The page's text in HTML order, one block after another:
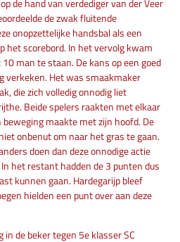
de zwak fluitende
onopzettelijke handsbal als een
het scorebord. In het vervolg kwam
man te staan. De kans op een goed
verkeken. Het was smaakmaker
die zich volledig onnodig liet
Beide spelers raakten met elkaar
maakte met zijn hoofd. De
onbenut om naar het gras te gaan.
doen dan deze onnodige actie
het restant hadden de 3 punten dus
kunnen gaan. Hardegarijp bleef
hielden een punt over aan deze
in de beker tegen 5e klasser SC